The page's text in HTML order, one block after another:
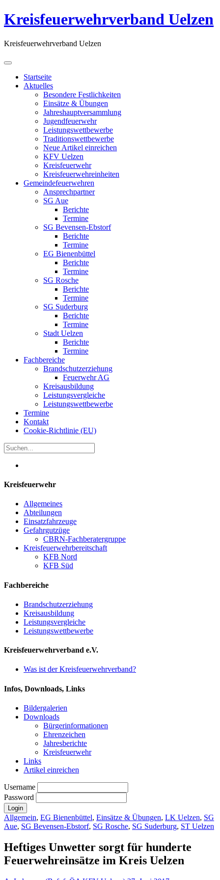
Kreisfeuerwehrverband Uelzen
Kreisfeuerwehrverband Uelzen
Startseite
Aktuelles
Besondere Festlichkeiten
Einsätze & Übungen
Jahreshauptversammlung
Jugendfeuerwehr
Leistungswettbewerbe
Traditionswettbewerbe
Neue Artikel einreichen
KFV Uelzen
Kreisfeuerwehr
Kreisfeuerwehreinheiten
Gemeindefeuerwehren
Ansprechpartner
SG Aue
Berichte
Termine
SG Bevensen-Ebstorf
Berichte
Termine
EG Bienenbüttel
Berichte
Termine
SG Rosche
Berichte
Termine
SG Suderburg
Berichte
Termine
Stadt Uelzen
Berichte
Termine
Fachbereiche
Brandschutzerziehung
Feuerwehr AG
Kreisausbildung
Leistungsvergleiche
Leistungswettbewerbe
Termine
Kontakt
Cookie-Richtlinie (EU)
Kreisfeuerwehr
Allgemeines
Abteilungen
Einsatzfahrzeuge
Gefahrgutzüge
CBRN-Fachberatergruppe
Kreisfeuerwehrbereitschaft
KFB Nord
KFB Süd
Fachbereiche
Brandschutzerziehung
Kreisausbildung
Leistungsvergleiche
Leistungswettbewerbe
Kreisfeuerwehrverband e.V.
Was ist der Kreisfeuerwehrverband?
Infos, Downloads, Links
Bildergalerien
Downloads
Bürgerinformationen
Ehrenzeichen
Jahresberichte
Kreisfeuerwehr
Links
Artikel einreichen
Username
Password
Allgemein, EG Bienenbüttel, Einsätze & Übungen, LK Uelzen, SG
Aue, SG Bevensen-Ebstorf, SG Rosche, SG Suderburg, ST Uelzen
Heftiges Unwetter sorgt für hunderte
Feuerwehreinsätze im Kreis Uelzen